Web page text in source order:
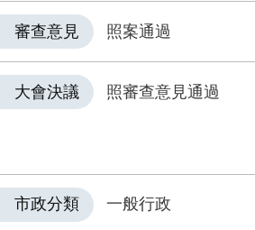
審查意見 照案通過
大會決議 照審查意見通過
市政分類 一般行政